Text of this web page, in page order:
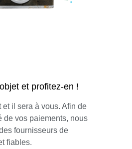
et profitez-en !
et il sera à vous. Afin de
de vos paiements, nous
fournisseurs de
fiables.